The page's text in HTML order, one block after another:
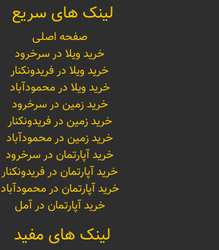
لینک های سریع
صفحه اصلی
خرید ویلا در سرخرود
خرید ویلا در فریدونکنار
خرید ویلا در محمودآباد
خرید زمین در سرخرود
خرید زمین در فریدونکنار
خرید زمین در محمودآباد
خرید آپارتمان در سرخرود
خرید آپارتمان در فریدونکنار
خرید آپارتمان در محمودآباد
خرید آپارتمان در آمل
لینک های مفید